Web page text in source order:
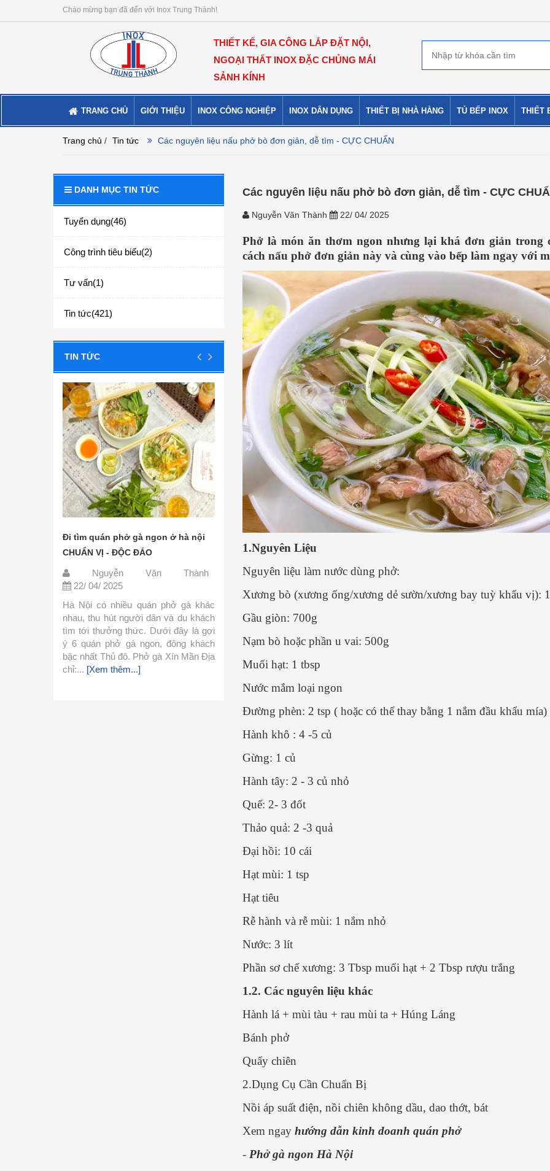
Chào mừng bạn đã đến với Inox Trung Thành!
THIẾT KẾ, GIA CÔNG LẮP ĐẶT NỘI,
NGOẠI THẤT INOX ĐẶC CHỦNG MÁI
SẢNH KÍNH
TRANG CHỦ GIỚI THIỆU INOX CÔNG NGHIỆP INOX DÂN DỤNG THIẾT BỊ NHÀ HÀNG TỦ BẾP INOX THIẾT
Trang chủ / Tin tức Các nguyên liệu nấu phở bò đơn giản, dễ tìm - CỰC CHUẨN
DANH MỤC TIN TỨC
Tuyển dụng(46)
Công trình tiêu biểu(2)
Tư vấn(1)
Tin tức(421)
TIN TỨC
phở gà khác
và du khách
đây là gợi
đông khách
gà Xín Mần Địa
Các nguyên liệu nấu phở bò đơn
giản, dễ tìm - CỰC CHUẨN
Nguyễn Văn Thành
22/ 04/ 2025
Phở là món ăn thơm ngon nhưng lại
khá đơn giản trong cách chế biến.
Hôm nay mình xin chia sẻ cách nấu
phở đơn giản này và cùng vào bếp
làm ngay với mình nhé. 1.Nguyên
Liệu Nguyên liệu làm nước...
ĐẬM ĐÀ - ĐƠN GIẢN
Nguyễn Văn Thành
nóng hổi vừa thổi vừa ăn do chính tay
bằng? Vậy bạn đã biết cách làm phở
thức...[Xem thêm...]
Các nguyên liệu nấu phở bò đơn giản, dễ tìm - CỰC
Nguyễn Văn Thành 22/ 04/ 2025
Phở là món ăn thơm ngon nhưng lại khá đơn giản trong
cách nấu phở đơn giản này và cùng vào bếp làm ngay với
1.Nguyên Liệu
Nguyên liệu làm nước dùng phở:
Xương bò (xương ống/xương dẻ sườn/xương bay tuỳ khẩu vị):
Gầu giòn: 700g
Nạm bò hoặc phần u vai: 500g
Muối hạt: 1 tbsp
Nước mắm loại ngon
Đường phèn: 2 tsp ( hoặc có thể thay bằng 1 nắm đầu khẩu mía)
Hành khô : 4 -5 củ
Gừng: 1 củ
Hành tây: 2 - 3 củ nhỏ
Quế: 2- 3 đốt
Thảo quả: 2 -3 quả
Đại hồi: 10 cái
Hạt mùi: 1 tsp
Hạt tiêu
Rễ hành và rễ mùi: 1 nắm nhỏ
Nước: 3 lít
Phần sơ chế xương: 3 Tbsp muối hạt + 2 Tbsp rượu trắng
1.2. Các nguyên liệu khác
Hành lá + mùi tàu + rau mùi ta + Húng Láng
Bánh phở
Quẩy chiên
2.Dụng Cụ Cần Chuẩn Bị
Nồi áp suất điện, nồi chiên không dầu, dao thớt, bát
Xem ngay hướng dẫn kinh doanh quán phở
- Phở gà ngon Hà Nội